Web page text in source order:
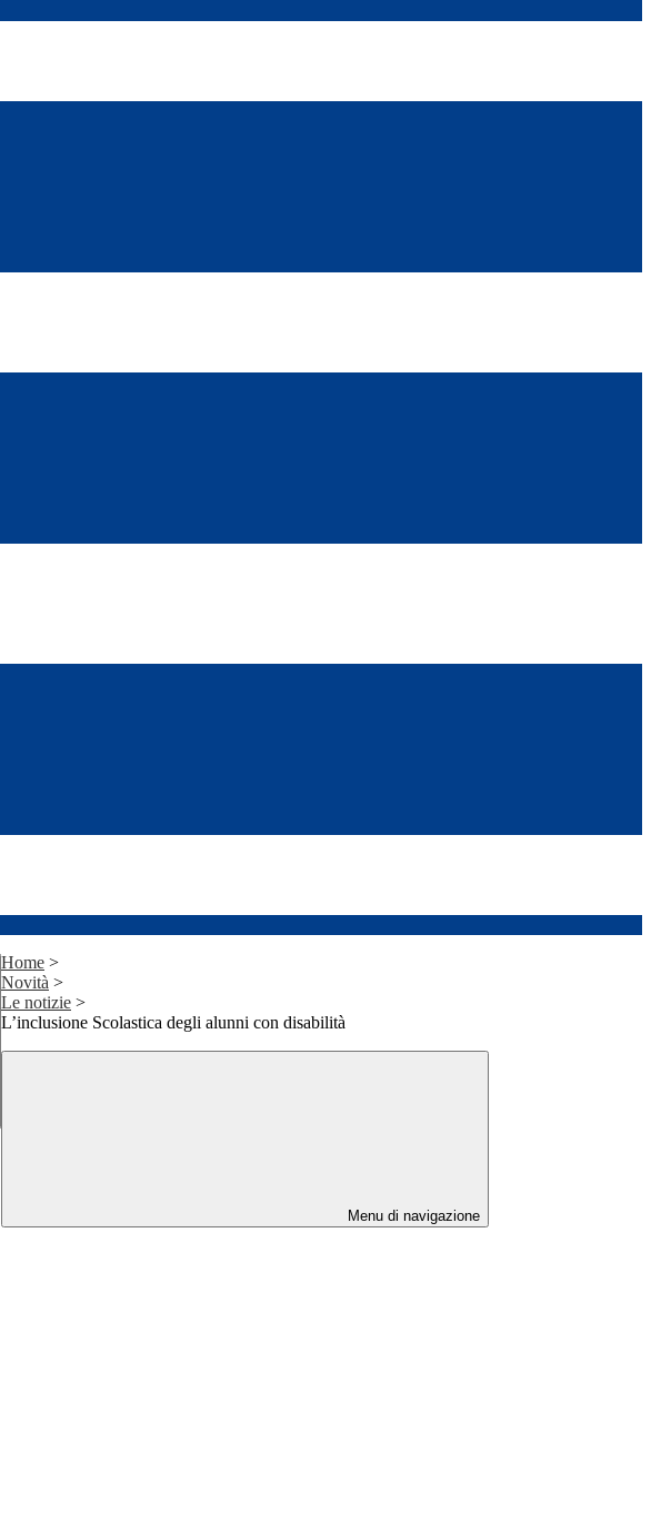
Home >
Novità >
Le notizie >
L’inclusione Scolastica degli alunni con disabilità
Menu di navigazione